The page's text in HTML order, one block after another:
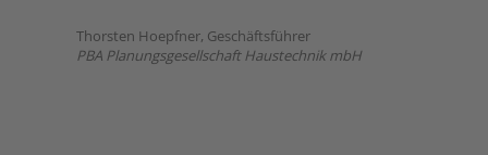
Thorsten Hoepfner, Geschäftsführer
PBA Planungsgesellschaft Haustechnik mbH